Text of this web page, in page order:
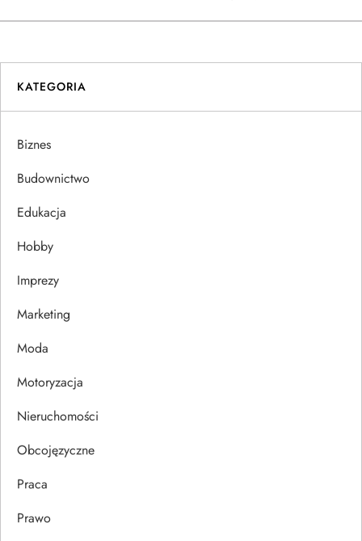
a
w
g
a
c
a
w
p
u
KATEGORIA
Biznes
Budownictwo
Edukacja
Hobby
Imprezy
Marketing
Moda
Motoryzacja
Nieruchomości
Obcojęzyczne
Praca
Prawo